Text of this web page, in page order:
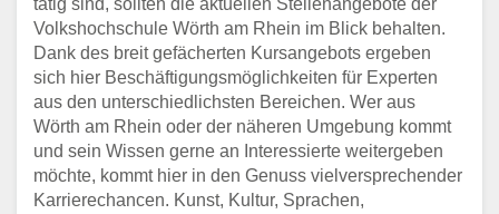
Adresse: Oberacherner Str. 19, 77855 Achern
Aktualisiert: August 2021
VOLKSHOCHSCHULE DER
STADT AHLEN
Adresse: Markt 15, 59227 Ahlen
Aktualisiert: August 2021
tätig sind, sollten die aktuellen Stellenangebote der
Volkshochschule Wörth am Rhein im Blick behalten.
Dank des breit gefächerten Kursangebots ergeben
sich hier Beschäftigungsmöglichkeiten für Experten
aus den unterschiedlichsten Bereichen. Wer aus
Wörth am Rhein oder der näheren Umgebung kommt
und sein Wissen gerne an Interessierte weitergeben
möchte, kommt hier in den Genuss vielversprechender
Karrierechancen. Kunst, Kultur, Sprachen,